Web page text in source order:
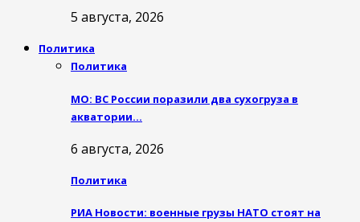
5 августа, 2026
Политика
Политика
МО: ВС России поразили два сухогруза в
акватории…
6 августа, 2026
Политика
РИА Новости: военные грузы НАТО стоят на